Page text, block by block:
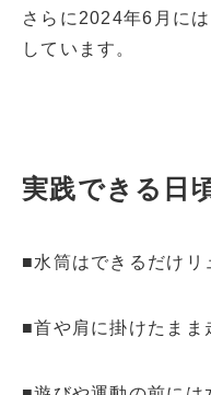
さらに2024年6月に
しています。
実践できる日
■水筒はできるだけリ
■首や肩に掛けたまま